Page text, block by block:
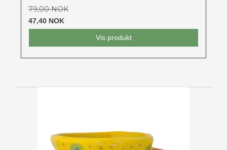
79,00 NOK
47,40 NOK
Vis produkt